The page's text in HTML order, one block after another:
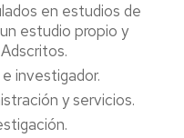
en estudios de
estudio propio y
investigador.
y servicios.